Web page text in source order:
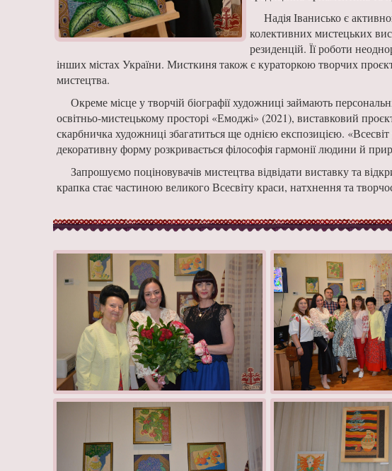
Надія Іванисько є
колективних мистецьких
резиденцій. Її роботи
інших містах України. Мисткиня також є кураторкою творчих
мистецтва.
Окреме місце у творчій біографії художниці займають
освітньо-мистецькому просторі «Емоджі» (2021), виставковий
скарбничка художниці збагатиться ще однією експозицією.
декоративну форму розкривається філософія гармонії людини й
Запрошуємо поціновувачів мистецтва відвідати виставку та
крапка стає частиною великого Всесвіту краси, натхнення та